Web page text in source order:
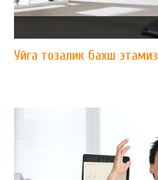
Уйга тозалик бахш этамиз